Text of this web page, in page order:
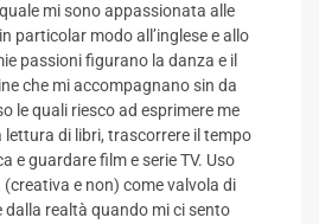
mi sono appassionata alle
particolar modo all’inglese e allo
passioni figurano la danza e il
che mi accompagnano sin da
le quali riesco ad esprimere me
lettura di libri, trascorrere il tempo
e guardare film e serie TV. Uso
e non) come valvola di
realtà quando mi ci sento